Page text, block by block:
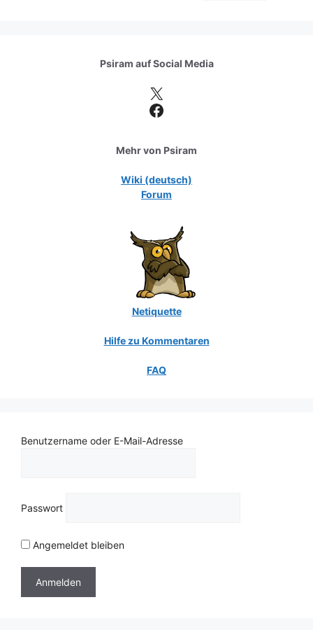
Psiram aufSocial Media
X
Facebook
Mehr von Psiram
Wiki (deutsch)
Forum
Netiquette
Hilfe zu Kommentaren
FAQ
Benutzername oder E-Mail-Adresse
Passwort
Angemeldet bleiben